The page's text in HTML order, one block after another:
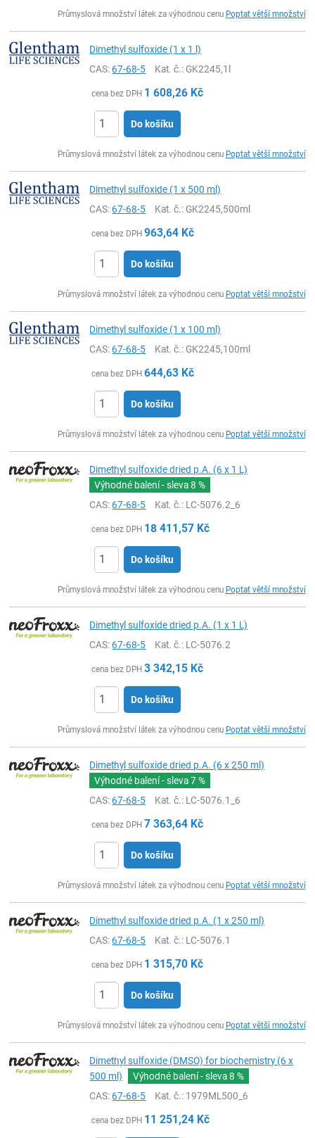
Průmyslová množství látek za výhodnou cenu Poptat větší množství
Dimethyl sulfoxide (1 x 1 l)
CAS:67-68-5 Kat. č.: GK2245,1l
cena bez DPH 1 608,26 Kč
Do košíku
Průmyslová množství látek za výhodnou cenu Poptat větší množství
Dimethyl sulfoxide (1 x 500 ml)
CAS:67-68-5 Kat. č.: GK2245,500ml
cena bez DPH 963,64 Kč
Do košíku
Průmyslová množství látek za výhodnou cenu Poptat větší množství
Dimethyl sulfoxide (1 x 100 ml)
CAS:67-68-5 Kat. č.: GK2245,100ml
cena bez DPH 644,63 Kč
Do košíku
Průmyslová množství látek za výhodnou cenu Poptat větší množství
Dimethyl sulfoxide dried p.A. (6 x 1 L)
Výhodné balení - sleva8 %
CAS:67-68-5 Kat. č.: LC-5076.2_6
cena bez DPH 18 411,57 Kč
Do košíku
Průmyslová množství látek za výhodnou cenu Poptat větší množství
Dimethyl sulfoxide dried p.A. (1 x 1 L)
CAS:67-68-5 Kat. č.: LC-5076.2
cena bez DPH 3 342,15 Kč
Do košíku
Průmyslová množství látek za výhodnou cenu Poptat větší množství
Dimethyl sulfoxide dried p.A. (6 x 250 ml)
Výhodné balení - sleva7 %
CAS:67-68-5 Kat. č.: LC-5076.1_6
cena bez DPH 7 363,64 Kč
Do košíku
Průmyslová množství látek za výhodnou cenu Poptat větší množství
Dimethyl sulfoxide dried p.A. (1 x 250 ml)
CAS:67-68-5 Kat. č.: LC-5076.1
cena bez DPH 1 315,70 Kč
Do košíku
Průmyslová množství látek za výhodnou cenu Poptat větší množství
Dimethyl sulfoxide (DMSO) for biochemistry (6 x
500 ml)
Výhodné balení - sleva8 %
CAS:67-68-5 Kat. č.: 1979ML500_6
cena bez DPH 11 251,24 Kč